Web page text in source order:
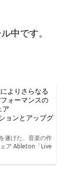
中です。
よりさらなる
ォーマンスの
ア
ョンとアップグ
遂げた、音楽の作
ア Ableton「Live